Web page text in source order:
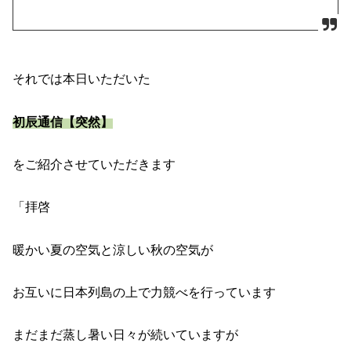
それでは本日いただいた
初辰通信【突然】
をご紹介させていただきます
「拝啓
暖かい夏の空気と涼しい秋の空気が
お互いに日本列島の上で力競べを行っています
まだまだ蒸し暑い日々が続いていますが